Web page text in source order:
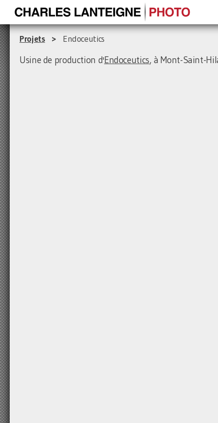
Projets> Endoceutics
Usine de production d'Endoceutics, à Mont-Saint-